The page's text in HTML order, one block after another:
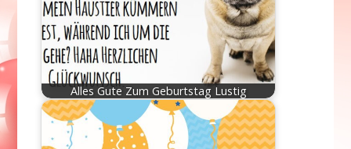
Alles Gute Zum Geburtstag Lustig